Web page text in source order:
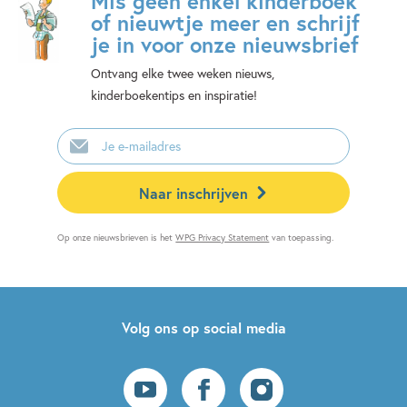
of nieuwtje meer en schrijf
je in voor onze nieuwsbrief
Ontvang elke twee weken nieuws,
kinderboekentips en inspiratie!
E-
mailadres
Naar inschrijven
Op onze nieuwsbrieven is hetWPG Privacy Statement van toepassing.
Volg ons op social media